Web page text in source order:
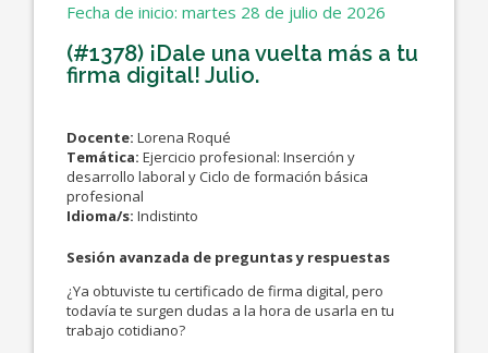
Fecha de inicio: martes 28 de julio de 2026
(#1378) ¡Dale una vuelta más a tu
firma digital! Julio.
Docente: Lorena Roqué
Temática: Ejercicio profesional: Inserción y
desarrollo laboral y Ciclo de formación básica
profesional
Idioma/s: Indistinto
Sesión avanzada de preguntas y respuestas
¿Ya obtuviste tu certificado de firma digital, pero
todavía te surgen dudas a la hora de usarla en tu
trabajo cotidiano?